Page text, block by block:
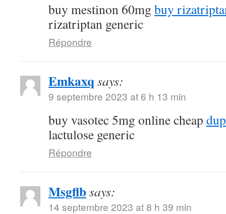
buy mestinon 60mg buy
rizatriptan generic
Répondre
Emkaxq says:
9 septembre 2023 at 6 h 13 min
buy vasotec 5mg online cheap
lactulose generic
Répondre
Msgflbsays:
14 septembre 2023 at 8 h 39 min